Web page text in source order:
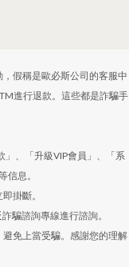
假稱是歐必斯公司的客服中
進行退款。這些都是詐騙手
」、「升級VIP會員」、「系
信息。
掛斷。
騙諮詢專線進行諮詢。
免上當受騙。感謝您的理解